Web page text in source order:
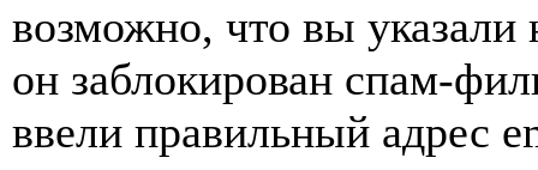
возможно, что вы
он заблокирован спам-
ввели правильный адрес